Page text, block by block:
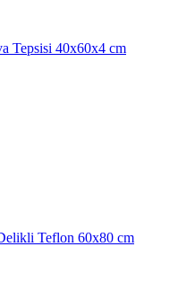
Tepsisi 40x60x4 cm
Teflon 60x80 cm